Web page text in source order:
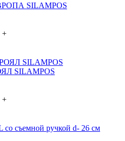
SILAMPOS
+
SILAMPOS
+